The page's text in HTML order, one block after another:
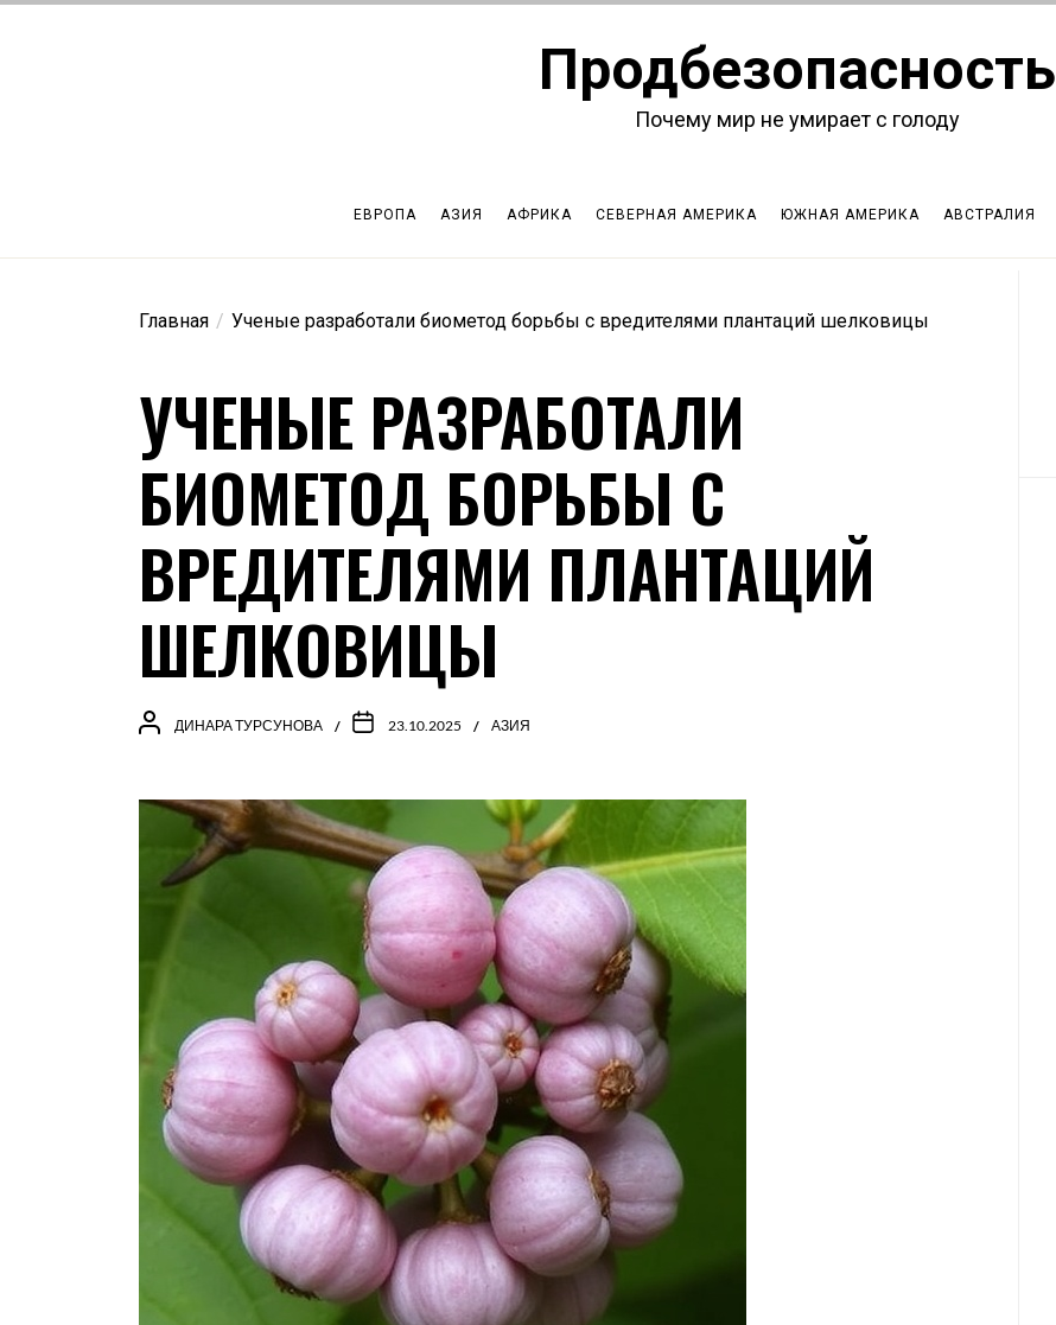
Продбезопасность
Почему мир не умирает с голоду
ЕВРОПА АЗИЯ АФРИКА СЕВЕРНАЯ АМЕРИКА ЮЖНАЯ АМЕРИКА АВСТРАЛИЯ
Главная Ученые разработали биометод борьбы с вредителями плантаций шелковицы
УЧЕНЫЕ РАЗРАБОТАЛИ
БИОМЕТОД БОРЬБЫ С
ВРЕДИТЕЛЯМИ ПЛАНТАЦИЙ
ШЕЛКОВИЦЫ
ДИНАРА ТУРСУНОВА 23.10.2025 АЗИЯ